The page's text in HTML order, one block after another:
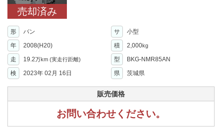
売却済み
形 バン サ
小型
年
2008(H20) 積 2,000kg
走 19.2万km (実走行距離) 型
BKG-NMR85AN
検
2023年 02月 16日 県 茨城県
販売価格
お問い合わせください。